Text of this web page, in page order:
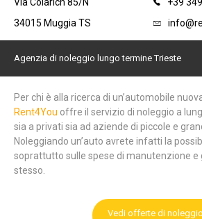
34015 Muggia TS
Agenzia di noleggio lungo termine Trieste
Per chi è alla ricerca di un’automobile
Rent4You offre il servizio di noleggio a
sia a privati sia ad aziende di piccole e
Noleggiando un’auto avrete infatti la
soprattutto sulle spese di manutenzione e
stesso.
Vedi offerte di noleggio